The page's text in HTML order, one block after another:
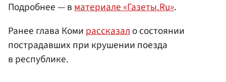
Подробнее — вматериале «Газеты.Ru».
Ранее глава Коми рассказало состоянии
пострадавших при крушении поезда
в республике.